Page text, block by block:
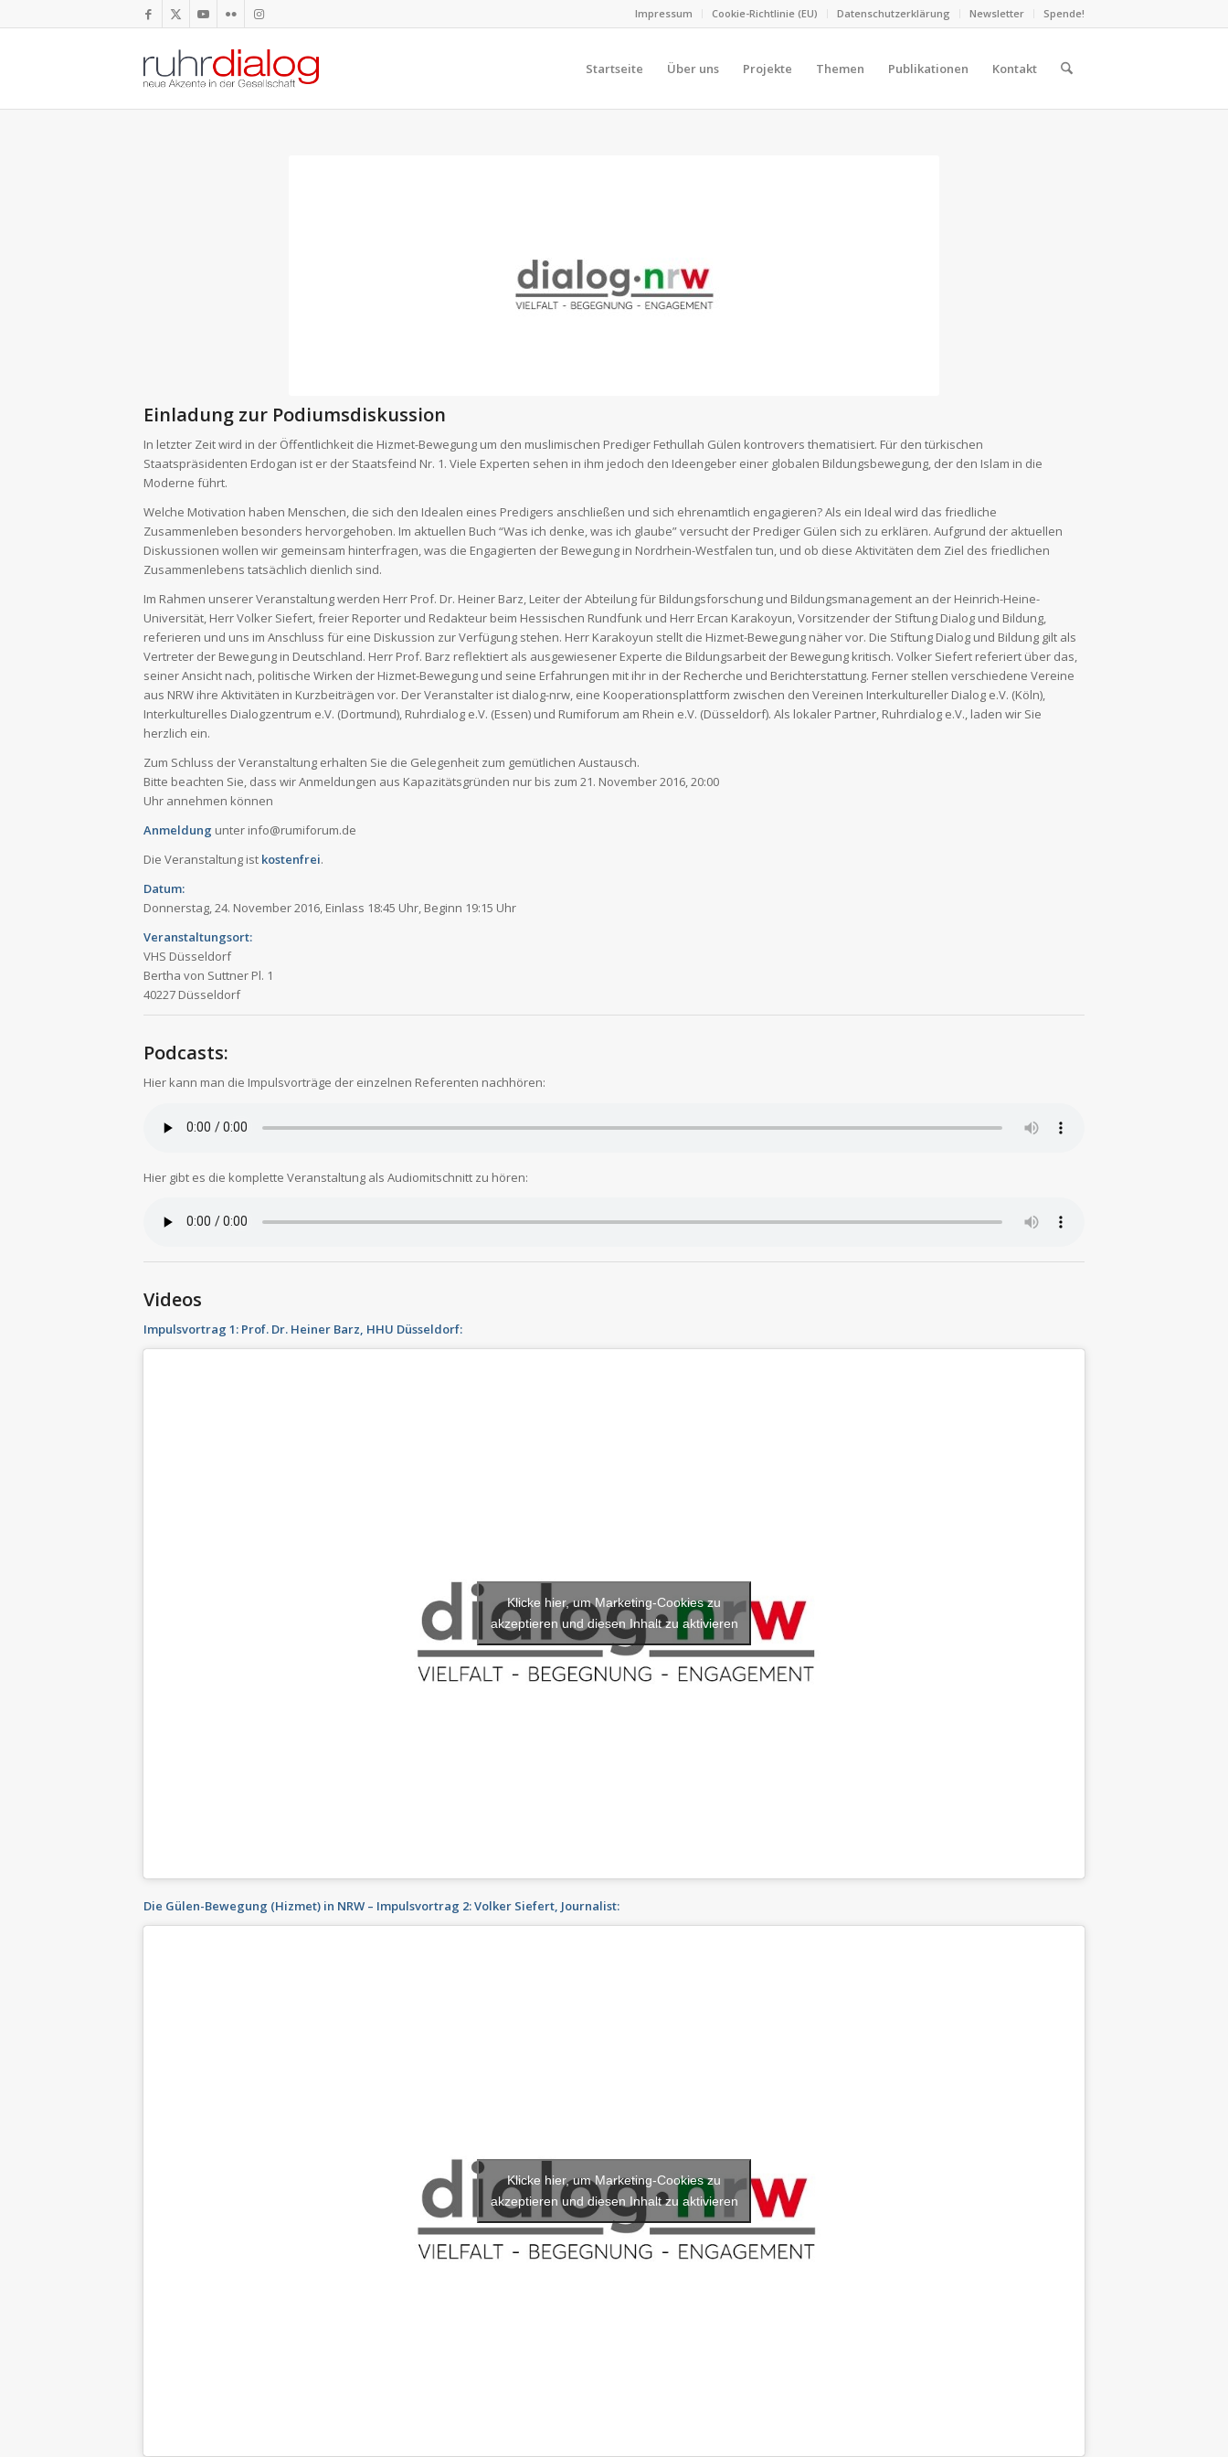
Impressum Cookie-Richtlinie (EU) Datenschutzerklärung Newsletter Spende!
Startseite Über uns Projekte Themen Publikationen Kontakt
Einladung zur Podiumsdiskussion
In letzter Zeit wird in der Öffentlichkeit die Hizmet-Bewegung um den muslimischen Prediger Fethullah Gülen kontrovers thematisiert. Für den türkischen
Staatspräsidenten Erdogan ist er der Staatsfeind Nr. 1. Viele Experten sehen in ihm jedoch den Ideengeber einer globalen Bildungsbewegung, der den Islam in die
Moderne führt.
Welche Motivation haben Menschen, die sich den Idealen eines Predigers anschließen und sich ehrenamtlich engagieren? Als ein Ideal wird das friedliche
Zusammenleben besonders hervorgehoben. Im aktuellen Buch “Was ich denke, was ich glaube” versucht der Prediger Gülen sich zu erklären. Aufgrund der aktuellen
Diskussionen wollen wir gemeinsam hinterfragen, was die Engagierten der Bewegung in Nordrhein-Westfalen tun, und ob diese Aktivitäten dem Ziel des friedlichen
Zusammenlebens tatsächlich dienlich sind.
Im Rahmen unserer Veranstaltung werden Herr Prof. Dr. Heiner Barz, Leiter der Abteilung für Bildungsforschung und Bildungsmanagement an der Heinrich-Heine-
Universität, Herr Volker Siefert, freier Reporter und Redakteur beim Hessischen Rundfunk und Herr Ercan Karakoyun, Vorsitzender der Stiftung Dialog und Bildung,
referieren und uns im Anschluss für eine Diskussion zur Verfügung stehen. Herr Karakoyun stellt die Hizmet-Bewegung näher vor. Die Stiftung Dialog und Bildung gilt als
Vertreter der Bewegung in Deutschland. Herr Prof. Barz reflektiert als ausgewiesener Experte die Bildungsarbeit der Bewegung kritisch. Volker Siefert referiert über das,
seiner Ansicht nach, politische Wirken der Hizmet-Bewegung und seine Erfahrungen mit ihr in der Recherche und Berichterstattung. Ferner stellen verschiedene Vereine
aus NRW ihre Aktivitäten in Kurzbeiträgen vor. Der Veranstalter ist dialog-nrw, eine Kooperationsplattform zwischen den Vereinen Interkultureller Dialog e.V. (Köln),
Interkulturelles Dialogzentrum e.V. (Dortmund), Ruhrdialog e.V. (Essen) und Rumiforum am Rhein e.V. (Düsseldorf). Als lokaler Partner, Ruhrdialog e.V., laden wir Sie
herzlich ein.
Zum Schluss der Veranstaltung erhalten Sie die Gelegenheit zum gemütlichen Austausch.
Bitte beachten Sie, dass wir Anmeldungen aus Kapazitätsgründen nur bis zum 21. November 2016, 20:00
Uhr annehmen können
Anmeldung unter info@rumiforum.de
Die Veranstaltung ist kostenfrei.
Datum:
Donnerstag, 24. November 2016, Einlass 18:45 Uhr, Beginn 19:15 Uhr
Veranstaltungsort:
VHS Düsseldorf
Bertha von Suttner Pl. 1
40227 Düsseldorf
Podcasts:
Hier kann man die Impulsvorträge der einzelnen Referenten nachhören:
Hier gibt es die komplette Veranstaltung als Audiomitschnitt zu hören:
Videos
Impulsvortrag 1: Prof. Dr. Heiner Barz, HHU Düsseldorf:
Klicke hier, um Marketing-Cookies zu
akzeptieren und diesen Inhalt zu aktivieren
Die Gülen-Bewegung (Hizmet) in NRW – Impulsvortrag 2: Volker Siefert, Journalist:
Klicke hier, um Marketing-Cookies zu
akzeptieren und diesen Inhalt zu aktivieren